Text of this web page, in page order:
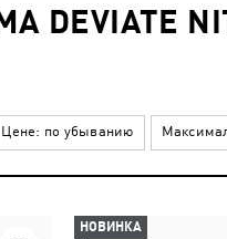
Цене: по убыванию
НОВИНКА